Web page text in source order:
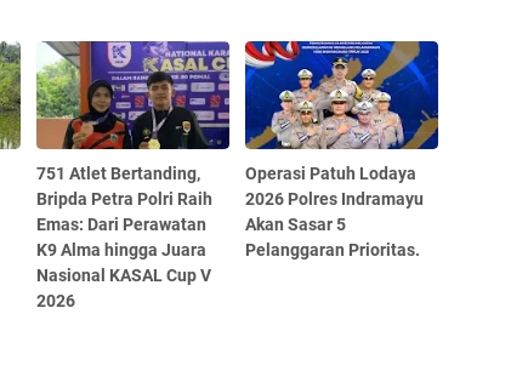
751 Atlet Bertanding,
Bripda Petra Polri Raih
Emas: Dari Perawatan
K9 Alma hingga Juara
Nasional KASAL Cup V
2026
Operasi Patuh Lodaya
2026 Polres Indramayu
Akan Sasar 5
Pelanggaran Prioritas.